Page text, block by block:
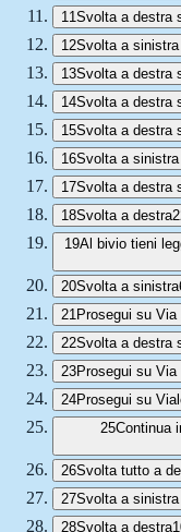
11Svolta a destra
12Svolta a
13Svolta a destra
14Svolta a destra
15Svolta a destra
16Svolta a
17Svolta a destra
18Svolta a destra
19Al bivio tieni
20Svolta a sinistra
21 Prosegui su Via
22Svolta a destra
23Prosegui su Via
24Prosegui su
25Continua
26Svolta tutto a
27Svolta a
28Svolta a destra